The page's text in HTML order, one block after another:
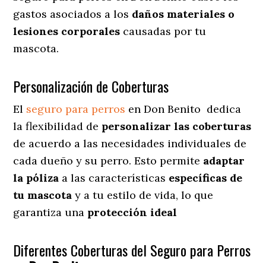
gastos asociados a los daños materiales o
lesiones corporales causadas por tu
mascota.
Personalización de Coberturas
El seguro para perros en Don Benito dedica
la flexibilidad de personalizar las coberturas
de acuerdo a las necesidades individuales de
cada dueño y su perro. Esto permite adaptar
la póliza a las características específicas de
tu mascota y a tu estilo de vida, lo que
garantiza una protección ideal
Diferentes Coberturas del Seguro para Perros